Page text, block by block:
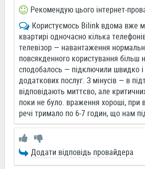
Рекомендую цього інтернет-
Користуємось Bilink вдома вже
квартирі одночасно кілька
телевізор — навантаження
повсякденного користування більш
сподобалось — підключили швидко і
додаткових послуг. З мінусів — в
відповідають миттєво, але
поки не було. враження хороші, при
речі тримало по 6-7 годин, що нам
Додати відповідь провайдера